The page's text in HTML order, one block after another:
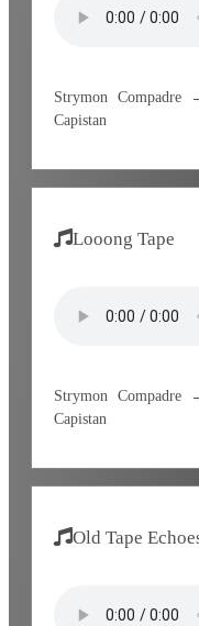
Strymon
Capistan
Looong Tape
Strymon
Capistan
Old Tape